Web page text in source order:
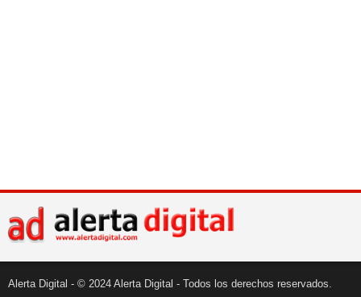
Alerta Digital - © 2024 Alerta Digital - Todos los derechos reservados.